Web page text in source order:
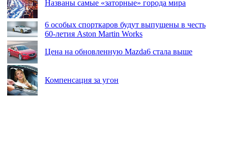
Названы самые «заторные» города мира
6 особых спорткаров будут выпущены в честь
60-летия Aston Martin Works
Цена на обновленную Mazda6 стала выше
Компенсация за угон